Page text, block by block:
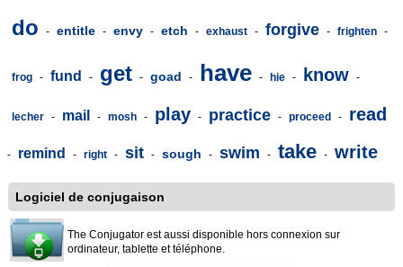
do - entitle - envy - etch - exhaust - forgive - frighten -
frog - fund - get - goad - have - hie - know -
lecher - mail - mosh - play - practice - proceed - read
- remind - right - sit - sough - swim - take - write
Logiciel de conjugaison
The Conjugator est aussi disponible hors connexion sur
ordinateur, tablette et téléphone.